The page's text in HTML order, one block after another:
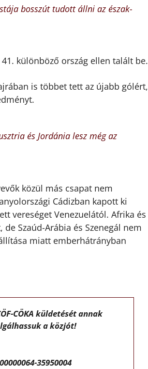
bosszút tudott állni az észak-
különböző ország ellen talált be.
is többet tett az újabb gólért,
és Jordánia lesz még az
közül más csapat nem
Cádizban kapott ki
vereséget Venezuelától. Afrika és
Szaúd-Arábia és Szenegál nem
miatt emberhátrányban
CÖKA küldetését annak
a közjót!
35950004